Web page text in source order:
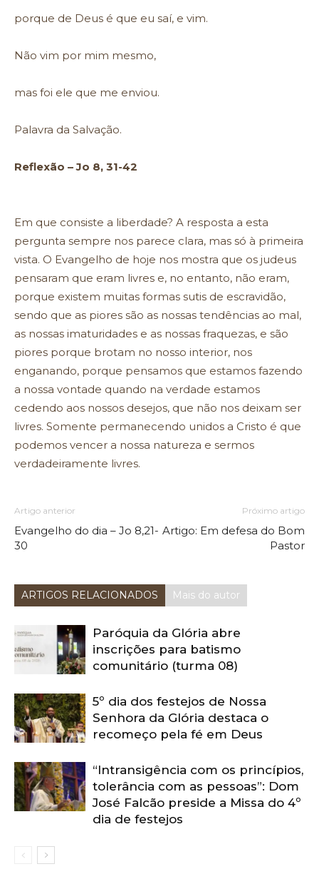
porque de Deus é que eu saí, e vim.
Não vim por mim mesmo,
mas foi ele que me enviou.
Palavra da Salvação.
Reflexão – Jo 8, 31-42
Em que consiste a liberdade? A resposta a esta
pergunta sempre nos parece clara, mas só à primeira
vista. O Evangelho de hoje nos mostra que os judeus
pensaram que eram livres e, no entanto, não eram,
porque existem muitas formas sutis de escravidão,
sendo que as piores são as nossas tendências ao mal,
as nossas imaturidades e as nossas fraquezas, e são
piores porque brotam no nosso interior, nos
enganando, porque pensamos que estamos fazendo
a nossa vontade quando na verdade estamos
cedendo aos nossos desejos, que não nos deixam ser
livres. Somente permanecendo unidos a Cristo é que
podemos vencer a nossa natureza e sermos
verdadeiramente livres.
Artigo anterior
Evangelho do dia – Jo 8,21-
30
Próximo artigo
Artigo: Em defesa do Bom
Pastor
ARTIGOS RELACIONADOS Mais do autor
Paróquia da Glória abre
inscrições para batismo
comunitário (turma 08)
5º dia dos festejos de Nossa
Senhora da Glória destaca o
recomeço pela fé em Deus
“Intransigência com os princípios,
tolerância com as pessoas”: Dom
José Falcão preside a Missa do 4º
dia de festejos